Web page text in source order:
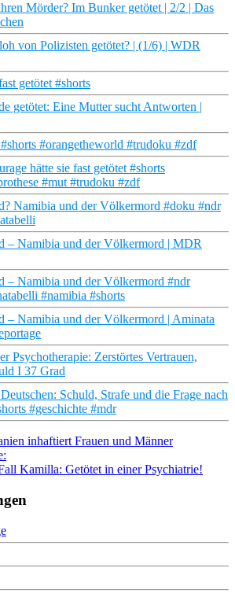
Mörder? Im Bunker getötet | 2/2 | Das
von Polizisten getötet? | (1/6) | WDR
getötet #shorts
getötet: Eine Mutter sucht Antworten |
#orangetheworld #trudoku #zdf
hätte sie fast getötet #shorts
#mut #trudoku #zdf
Namibia und der Völkermord #doku #ndr
– Namibia und der Völkermord | MDR
– Namibia und der Völkermord #ndr
#namibia #shorts
– Namibia und der Völkermord | Aminata
Psychotherapie: Zerstörtes Vertrauen,
I 37 Grad
Schuld, Strafe und die Frage nach
#geschichte #mdr
inhaftiert Frauen und Männer
Kamilla: Getötet in einer Psychiatrie!